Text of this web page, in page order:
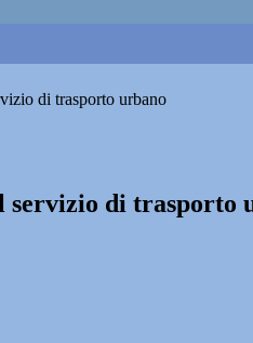
di trasporto urbano
servizio di trasporto